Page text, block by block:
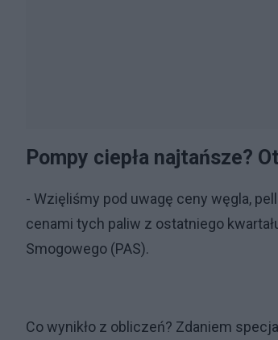
Pompy ciepła najtańsze?
- Wzięliśmy pod uwagę ceny węgla,
cenami tych paliw z ostatniego
Smogowego (PAS).
Co wynikło z obliczeń? Zdaniem